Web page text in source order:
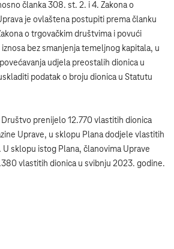
članka 308. st. 2. i 4. Zakona o
je ovlaštena postupiti prema članku
o trgovačkim društvima i povući
bez smanjenja temeljnog kapitala, u
udjela preostalih dionica u
podatak o broju dionica u Statutu
prenijelo 12.770 vlastitih dionica
Uprave, u sklopu Plana dodjele vlastitih
sklopu istog Plana, članovima Uprave
vlastitih dionica u svibnju 2023. godine.